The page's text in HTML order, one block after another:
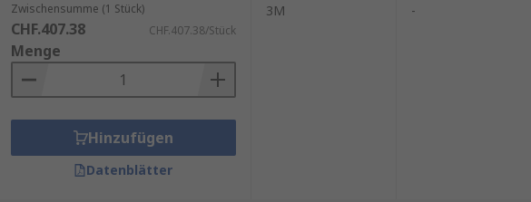
Zwischensumme (1 Stück)
CHF.407.38 CHF.407.38/Stück
Menge
Hinzufügen
Datenblätter
3M -